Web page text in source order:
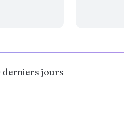
derniers jours